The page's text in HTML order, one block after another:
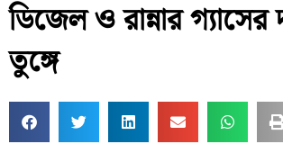
ডিজেল ও রান্নার গ্যাসের
তুঙ্গে